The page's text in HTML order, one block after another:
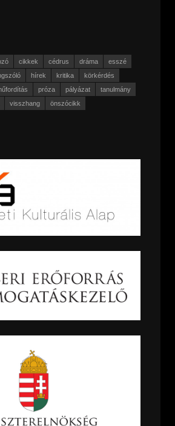
cikkek cédrus dráma
esszé
hírek kritika
körkérdés
próza pályázat
tanulmány
visszhang önszócikk